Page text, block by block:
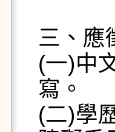
三、應
(一)中
寫。
(二)學